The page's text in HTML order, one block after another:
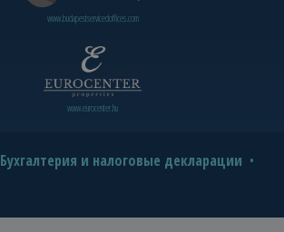
www.budapestservicedoffices.com
www.eurocenter.hu
Бухгалтерия и налоговые декларации